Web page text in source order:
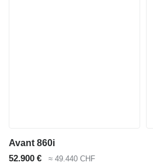
Avant 860i
52.900 €
≈ 49.440 CHF